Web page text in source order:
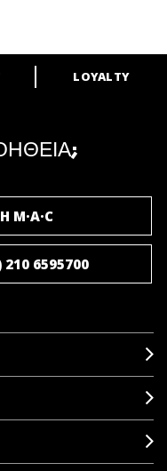
LOYALTY
M·A·C
6595700